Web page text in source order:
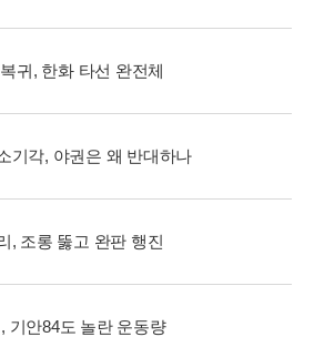
귀, 한화 타선 완전체
기각, 야권은 왜 반대하나
, 조롱 뚫고 완판 행진
기안84도 놀란 운동량